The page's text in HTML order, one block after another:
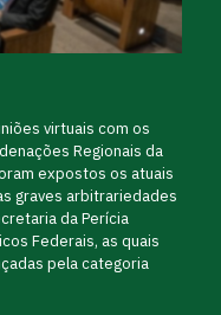
virtuais com os
Regionais da
expostos os atuais
graves arbitrariedades
da Perícia
Federais, as quais
pela categoria